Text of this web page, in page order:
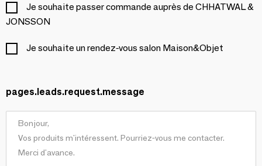
Je souhaite passer commande auprès de CHHATWAL &
JONSSON
Je souhaite un rendez-vous salon Maison&Objet
pages.leads.request.message